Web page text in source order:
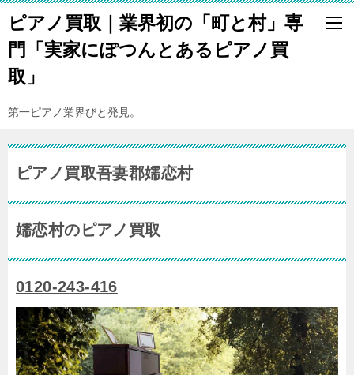
ピアノ買取｜業界初の「町と村」専
門「実家にぽつんとあるピアノ買
取」
第一ピアノ業界びと発見。
ピアノ買取吾妻郡嬬恋村
嬬恋村のピアノ買取
0120-243-416